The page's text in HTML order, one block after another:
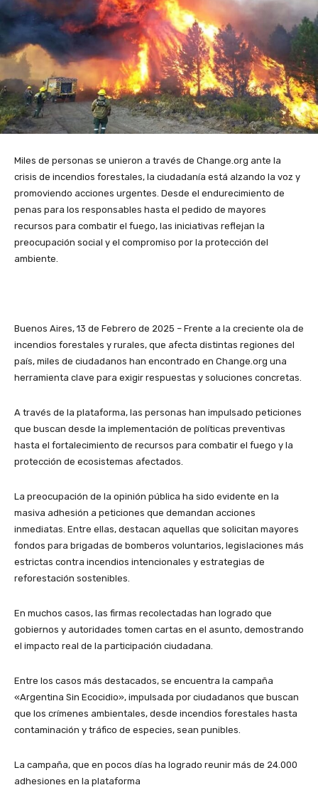
Miles de personas se unieron a través de Change.org ante la
crisis de incendios forestales, la ciudadanía está alzando la voz y
promoviendo acciones urgentes. Desde el endurecimiento de
penas para los responsables hasta el pedido de mayores
recursos para combatir el fuego, las iniciativas reflejan la
preocupación social y el compromiso por la protección del
ambiente.
Buenos Aires, 13 de Febrero de 2025 – Frente a la creciente ola de
incendios forestales y rurales, que afecta distintas regiones del
país, miles de ciudadanos han encontrado en Change.org una
herramienta clave para exigir respuestas y soluciones concretas.
A través de la plataforma, las personas han impulsado peticiones
que buscan desde la implementación de políticas preventivas
hasta el fortalecimiento de recursos para combatir el fuego y la
protección de ecosistemas afectados.
La preocupación de la opinión pública ha sido evidente en la
masiva adhesión a peticiones que demandan acciones
inmediatas. Entre ellas, destacan aquellas que solicitan mayores
fondos para brigadas de bomberos voluntarios, legislaciones más
estrictas contra incendios intencionales y estrategias de
reforestación sostenibles.
En muchos casos, las firmas recolectadas han logrado que
gobiernos y autoridades tomen cartas en el asunto, demostrando
el impacto real de la participación ciudadana.
Entre los casos más destacados, se encuentra la campaña
«Argentina Sin Ecocidio», impulsada por ciudadanos que buscan
que los crímenes ambientales, desde incendios forestales hasta
contaminación y tráfico de especies, sean punibles.
La campaña, que en pocos días ha logrado reunir más de 24.000
adhesiones en la plataforma